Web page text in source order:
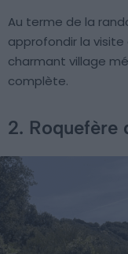
Au terme de la
approfondir la
charmant village
complète.
2. Roquefère